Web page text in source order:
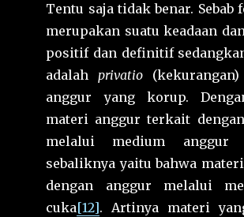
Tentu saja tidak benar. Sebab
merupakan suatu keadaan
positif dan definitif
adalah privatio(kekurangan)
anggur yang korup.
materi anggur terkait
melalui medium anggur
sebaliknya yaitu bahwa
dengan anggur melalui
cuka[12]. Artinya materi